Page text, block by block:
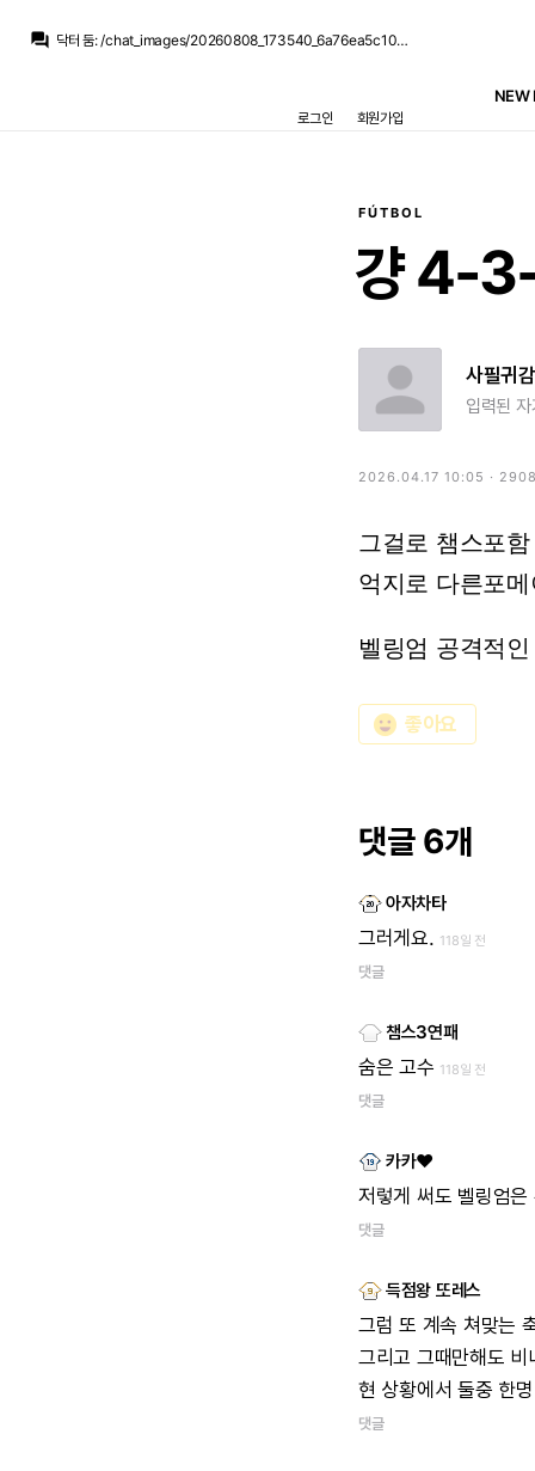
question_answer 닥터 둠:/chat_images/20260808_173540_6a76ea5c10a77.jpg
다만 주로 뛴 포메가 3-4-3이라 우리랑 안 맞을 수도 있긴 해요
지로나 돌풍의 주역들 대부분 망한거 같던데...도우비크도 망했고
NEW
로그인 회원가입
FÚTBOL
걍 4-
사필귀감
입력된
2026.04.17 10:05 ·
그걸로 챔스포함
억지로 다른포
벨링엄 공격적인
emoji_emotions 좋아요
댓글 6개
아자차타
그러게요. 118일 전
댓글
챔스3연패
숨은 고수 118일 전
댓글
카카♥
저렇게 써도 벨링엄은
댓글
득점왕 또레스
그럼 또 계속 쳐맞는
그리고 그때만해도 비
현 상황에서 둘중 한명
댓글